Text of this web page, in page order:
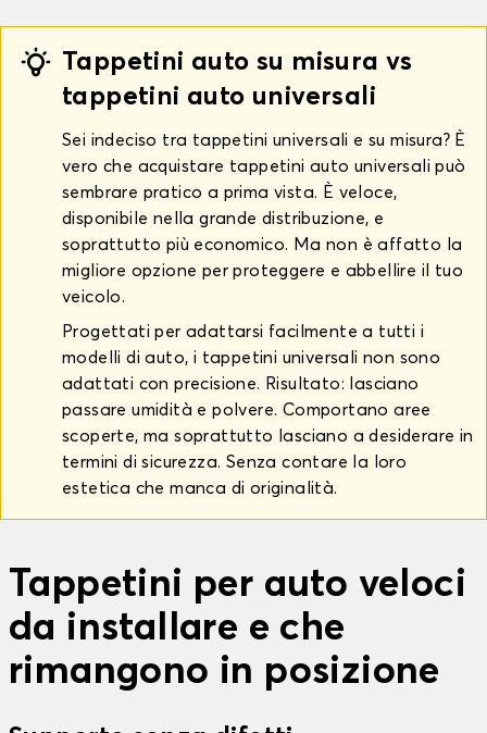
Tappetini auto su misura vs
tappetini auto universali
Sei indeciso tra tappetini universali e su misura? È
vero che acquistare tappetini auto universali può
sembrare pratico a prima vista. È veloce,
disponibile nella grande distribuzione, e
soprattutto più economico. Ma non è affatto la
migliore opzione per proteggere e abbellire il tuo
veicolo.
Progettati per adattarsi facilmente a tutti i
modelli di auto, i tappetini universali non sono
adattati con precisione. Risultato: lasciano
passare umidità e polvere. Comportano aree
scoperte, ma soprattutto lasciano a desiderare in
termini di sicurezza. Senza contare la loro
estetica che manca di originalità.
Tappetini per auto veloci
da installare e che
rimangono in posizione